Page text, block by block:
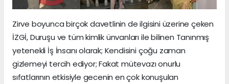
Zirve boyunca birçok davetlinin de ilgisini üzerine çeken
İZGİ, Duruşu ve tüm kimlik ünvanları ile bilinen Tanınmış
yetenekli İş İnsanı olarak; Kendisini çoğu zaman
gizlemeyi tercih ediyor; Fakat mütevazı onurlu
sıfatlarının etkisiyle gecenin en çok konuşulan